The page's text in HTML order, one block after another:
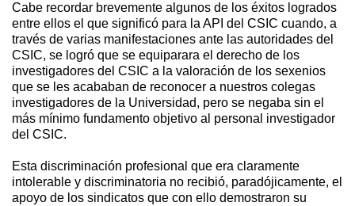
Cabe recordar brevemente algunos de los éxitos logrados
entre ellos el que significó para la API del CSIC cuando, a
través de varias manifestaciones ante las autoridades del
CSIC, se logró que se equiparara el derecho de los
investigadores del CSIC a la valoración de los sexenios
que se les acababan de reconocer a nuestros colegas
investigadores de la Universidad, pero se negaba sin el
más mínimo fundamento objetivo al personal investigador
del CSIC.
Esta discriminación profesional que era claramente
intolerable y discriminatoria no recibió, paradójicamente, el
apoyo de los sindicatos que con ello demostraron su